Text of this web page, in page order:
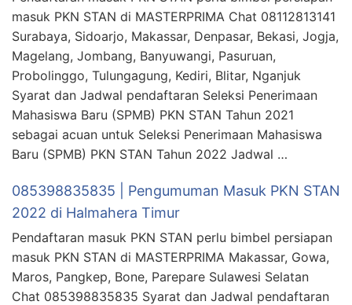
masuk PKN STAN di MASTERPRIMA Chat 08112813141
Surabaya, Sidoarjo, Makassar, Denpasar, Bekasi, Jogja,
Magelang, Jombang, Banyuwangi, Pasuruan,
Probolinggo, Tulungagung, Kediri, Blitar, Nganjuk
Syarat dan Jadwal pendaftaran Seleksi Penerimaan
Mahasiswa Baru (SPMB) PKN STAN Tahun 2021
sebagai acuan untuk Seleksi Penerimaan Mahasiswa
Baru (SPMB) PKN STAN Tahun 2022 Jadwal …
085398835835 | Pengumuman Masuk PKN STAN
2022 di Halmahera Timur
Pendaftaran masuk PKN STAN perlu bimbel persiapan
masuk PKN STAN di MASTERPRIMA Makassar, Gowa,
Maros, Pangkep, Bone, Parepare Sulawesi Selatan
Chat 085398835835 Syarat dan Jadwal pendaftaran